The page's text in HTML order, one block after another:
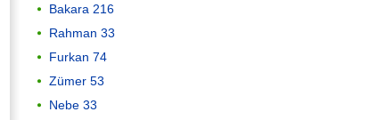
Bakara 216
Rahman 33
Furkan 74
Zümer 53
Nebe 33